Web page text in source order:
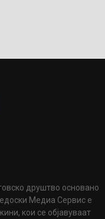
друштво основано
Медиа Сервис е
кои се објавуваат